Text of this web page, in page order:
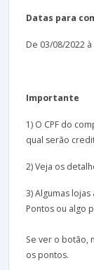
Datas para
De 03/08/2022
Importante
1) O CPF do
qual serão
2) Veja os
3) Algumas
Pontos ou algo
Se ver o botão,
os pontos.